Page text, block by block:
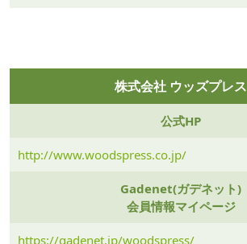
株式会社 ウッズプレス
公式HP
http://www.woodspress.co.jp/
Gadenet(ガデネット)
会員情報マイページ
https://gadenet.jp/woodspress/